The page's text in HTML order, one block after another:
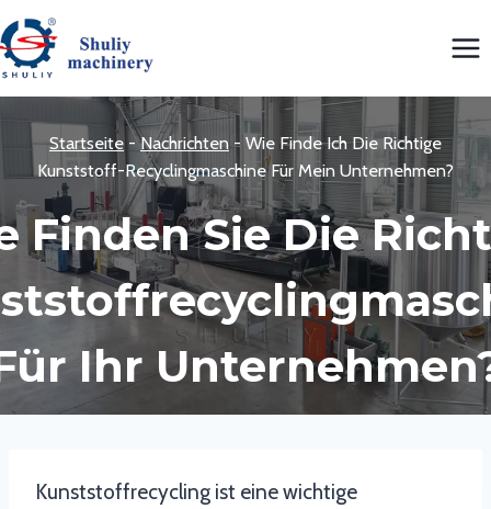
Zum
Inhalt
springen
Startseite -Nachrichten- Wie Finde Ich Die Richtige
Kunststoff-Recyclingmaschine Für Mein Unternehmen?
Finden Sie Die
Ihr
Kunststoffrecycling ist eine wichtige